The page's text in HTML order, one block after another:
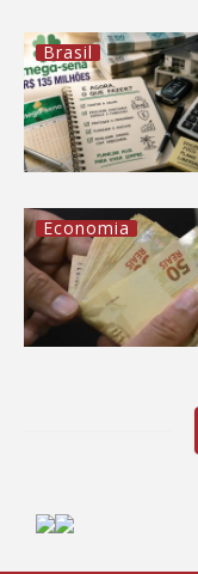
Brasil
Economia